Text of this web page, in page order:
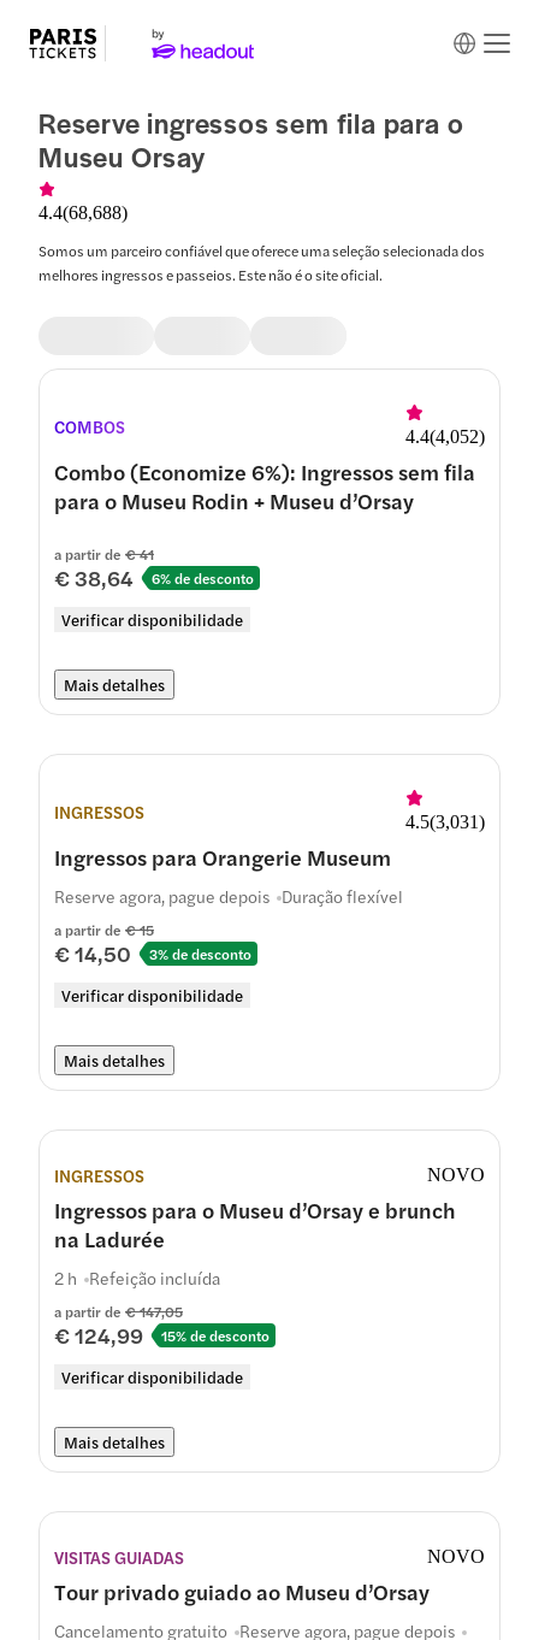
Reserve ingressos sem fila para o
Museu Orsay
4.4(68,688)
Somos um parceiro confiável que oferece uma seleção selecionada dos
melhores ingressos e passeios. Este não é o site oficial.
COMBOS 4.4(4,052)
Combo (Economize 6%): Ingressos sem fila
para o Museu Rodin + Museu d’Orsay
a partir de € 41
€ 38,64 6% de desconto
Verificar disponibilidade
Mais detalhes
INGRESSOS 4.5(3,031)
Ingressos para Orangerie Museum
a partir de € 15
€ 14,50 3% de desconto
Verificar disponibilidade
Reserve agora, pague depois Duração flexível
Mais detalhes
INGRESSOS NOVO
Ingressos para o Museu d’Orsay e brunch
na Ladurée
a partir de € 147,05
€ 124,99 15% de desconto
Verificar disponibilidade
2 h Refeição incluída
Mais detalhes
VISITAS GUIADAS NOVO
Tour privado guiado ao Museu d’Orsay
Cancelamento gratuito Reserve agora, pague depois